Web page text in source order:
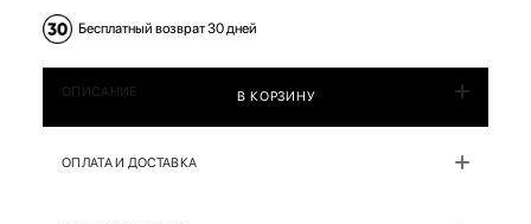
Бесплатный возврат 30 дней
В КОРЗИНУ
ОПИСАНИЕ
ОПЛАТА И ДОСТАВКА